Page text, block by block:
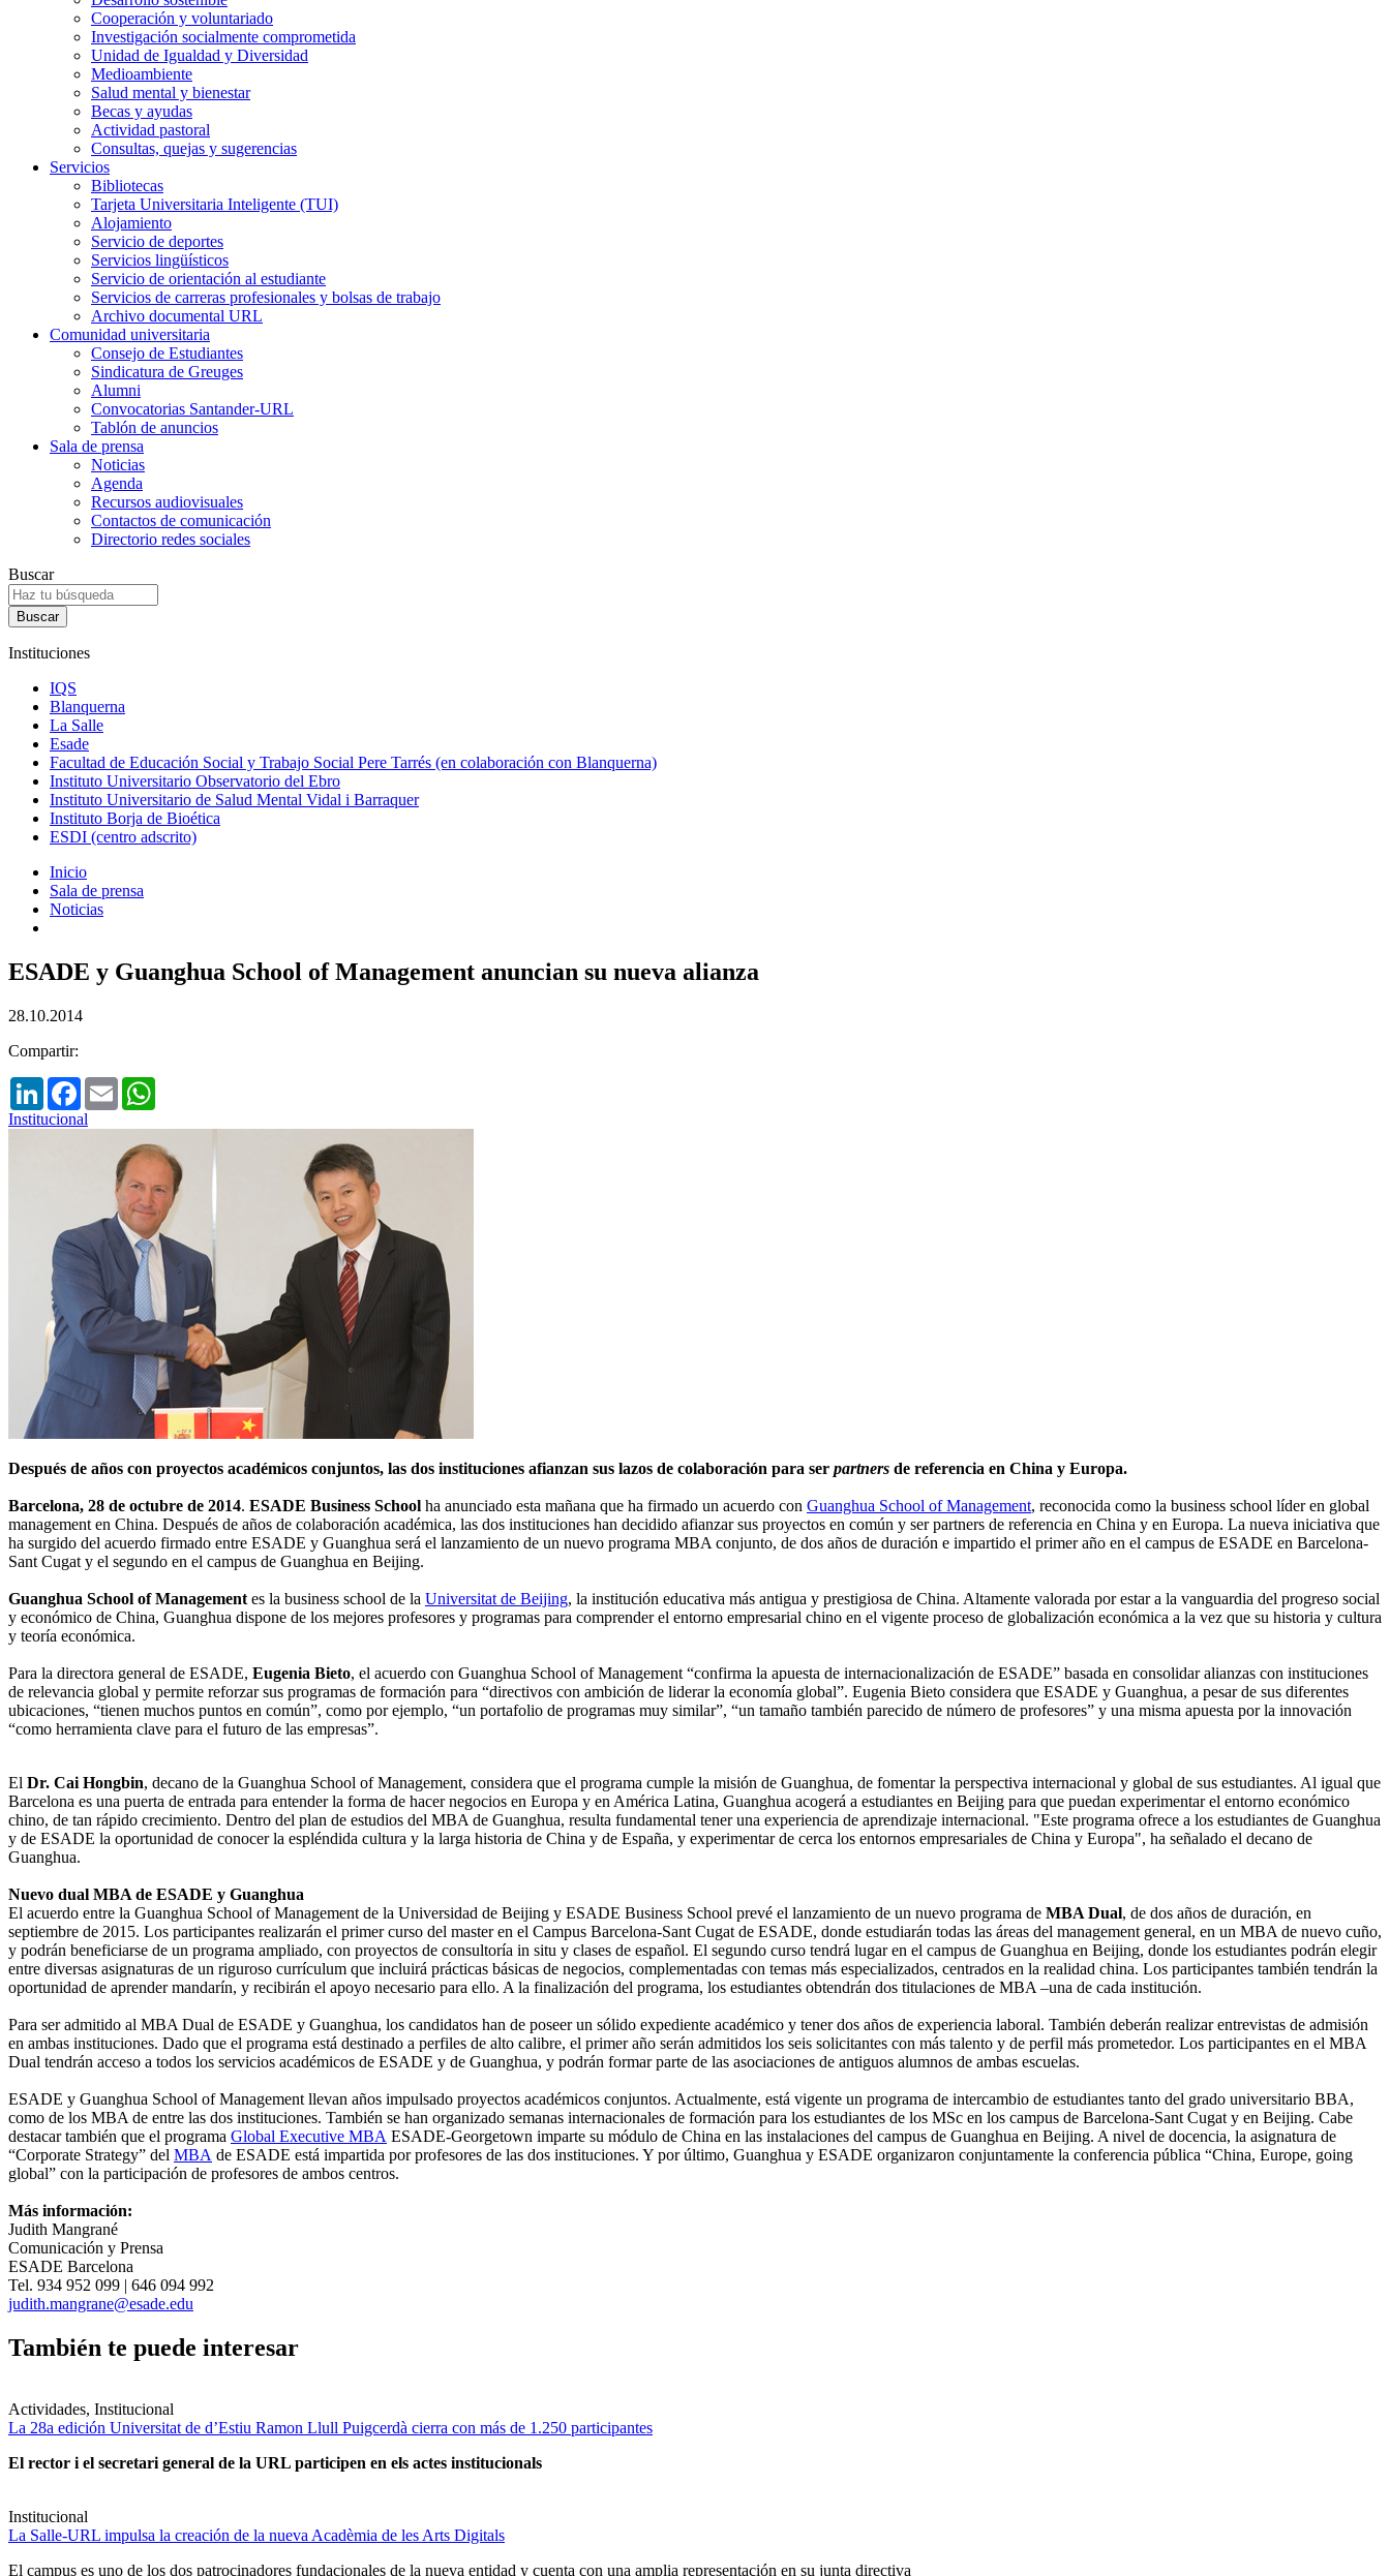
Cooperación y voluntariado
Investigación socialmente comprometida
Unidad de Igualdad y Diversidad
Medioambiente
Salud mental y bienestar
Becas y ayudas
Actividad pastoral
Consultas, quejas y sugerencias
Servicios
Bibliotecas
Tarjeta Universitaria Inteligente (TUI)
Alojamiento
Servicio de deportes
Servicios lingüísticos
Servicio de orientación al estudiante
Servicios de carreras profesionales y bolsas de trabajo
Archivo documental URL
Comunidad universitaria
Consejo de Estudiantes
Sindicatura de Greuges
Alumni
Convocatorias Santander-URL
Tablón de anuncios
Sala de prensa
Noticias
Agenda
Recursos audiovisuales
Contactos de comunicación
Directorio redes sociales
Buscar
Instituciones
IQS
Blanquerna
La Salle
Esade
Facultad de Educación Social y Trabajo Social Pere Tarrés (en colaboración con Blanquerna)
Instituto Universitario Observatorio del Ebro
Instituto Universitario de Salud Mental Vidal i Barraquer
Instituto Borja de Bioética
ESDI (centro adscrito)
Inicio
Sala de prensa
Noticias
ESADE y Guanghua School of Management anuncian su nueva alianza
28.10.2014
Compartir:
LinkedInFacebook
Email
Institucional
Después de años con proyectos académicos conjuntos, las dos instituciones afianzan sus lazos de colaboración para ser partners de referencia en China y Europa.
Barcelona, 28 de octubre de 2014. ESADE Business School ha anunciado esta mañana que ha firmado un acuerdo con Guanghua School of Management, reconocida como la business school líder en global
management en China. Después de años de colaboración académica, las dos instituciones han decidido afianzar sus proyectos en común y ser partners de referencia en China y en Europa. La nueva iniciativa que
ha surgido del acuerdo firmado entre ESADE y Guanghua será el lanzamiento de un nuevo programa MBA conjunto, de dos años de duración e impartido el primer año en el campus de ESADE en Barcelona-
Sant Cugat y el segundo en el campus de Guanghua en Beijing.
Guanghua School of Management es la business school de la Universitat de Beijing, la institución educativa más antigua y prestigiosa de China. Altamente valorada por estar a la vanguardia del progreso social
y económico de China, Guanghua dispone de los mejores profesores y programas para comprender el entorno empresarial chino en el vigente proceso de globalización económica a la vez que su historia y cultura
y teoría económica.
Para la directora general de ESADE, Eugenia Bieto, el acuerdo con Guanghua School of Management “confirma la apuesta de internacionalización de ESADE” basada en consolidar alianzas con instituciones
de relevancia global y permite reforzar sus programas de formación para “directivos con ambición de liderar la economía global”. Eugenia Bieto considera que ESADE y Guanghua, a pesar de sus diferentes
ubicaciones, “tienen muchos puntos en común”, como por ejemplo, “un portafolio de programas muy similar”, “un tamaño también parecido de número de profesores” y una misma apuesta por la innovación
“como herramienta clave para el futuro de las empresas”.
El Dr. Cai Hongbin, decano de la Guanghua School of Management, considera que el programa cumple la misión de Guanghua, de fomentar la perspectiva internacional y global de sus estudiantes. Al igual que
Barcelona es una puerta de entrada para entender la forma de hacer negocios en Europa y en América Latina, Guanghua acogerá a estudiantes en Beijing para que puedan experimentar el entorno económico
chino, de tan rápido crecimiento. Dentro del plan de estudios del MBA de Guanghua, resulta fundamental tener una experiencia de aprendizaje internacional. "Este programa ofrece a los estudiantes de Guanghua
y de ESADE la oportunidad de conocer la espléndida cultura y la larga historia de China y de España, y experimentar de cerca los entornos empresariales de China y Europa", ha señalado el decano de
Guanghua.
Nuevo dual MBA de ESADE y Guanghua
El acuerdo entre la Guanghua School of Management de la Universidad de Beijing y ESADE Business School prevé el lanzamiento de un nuevo programa de MBA Dual, de dos años de duración, en
septiembre de 2015. Los participantes realizarán el primer curso del master en el Campus Barcelona-Sant Cugat de ESADE, donde estudiarán todas las áreas del management general, en un MBA de nuevo cuño,
y podrán beneficiarse de un programa ampliado, con proyectos de consultoría in situ y clases de español. El segundo curso tendrá lugar en el campus de Guanghua en Beijing, donde los estudiantes podrán elegir
entre diversas asignaturas de un riguroso currículum que incluirá prácticas básicas de negocios, complementadas con temas más especializados, centrados en la realidad china. Los participantes también tendrán la
oportunidad de aprender mandarín, y recibirán el apoyo necesario para ello. A la finalización del programa, los estudiantes obtendrán dos titulaciones de MBA –una de cada institución.
Para ser admitido al MBA Dual de ESADE y Guanghua, los candidatos han de poseer un sólido expediente académico y tener dos años de experiencia laboral. También deberán realizar entrevistas de admisión
en ambas instituciones. Dado que el programa está destinado a perfiles de alto calibre, el primer año serán admitidos los seis solicitantes con más talento y de perfil más prometedor. Los participantes en el MBA
Dual tendrán acceso a todos los servicios académicos de ESADE y de Guanghua, y podrán formar parte de las asociaciones de antiguos alumnos de ambas escuelas.
ESADE y Guanghua School of Management llevan años impulsado proyectos académicos conjuntos. Actualmente, está vigente un programa de intercambio de estudiantes tanto del grado universitario BBA,
como de los MBA de entre las dos instituciones. También se han organizado semanas internacionales de formación para los estudiantes de los MSc en los campus de Barcelona-Sant Cugat y en Beijing. Cabe
destacar también que el programa Global Executive MBA ESADE-Georgetown imparte su módulo de China en las instalaciones del campus de Guanghua en Beijing. A nivel de docencia, la asignatura de
“Corporate Strategy” del MBA de ESADE está impartida por profesores de las dos instituciones. Y por último, Guanghua y ESADE organizaron conjuntamente la conferencia pública “China, Europe, going
global” con la participación de profesores de ambos centros.
Más información:
Judith Mangrané
Comunicación y Prensa
ESADE Barcelona
Tel. 934 952 099 | 646 094 992
judith.mangrane@esade.edu
También te puede interesar
Actividades, Institucional
La 28a edición Universitat de d’Estiu Ramon Llull Puigcerdà cierra con más de 1.250 participantes
El rector i el secretari general de la URL participen en els actes institucionals
Institucional
La Salle-URL impulsa la creación de la nueva Acadèmia de les Arts Digitals
El campus es uno de los dos patrocinadores fundacionales de la nueva entidad y cuenta con una amplia representación en su junta directiva